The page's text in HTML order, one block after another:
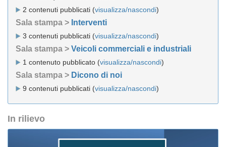
2 contenuti pubblicati (visualizza/nascondi)
Sala stampa > Interventi
3 contenuti pubblicati (visualizza/nascondi)
Sala stampa > Veicoli commerciali e industriali
1 contenuto pubblicato (visualizza/nascondi)
Sala stampa > Dicono di noi
9 contenuti pubblicati (visualizza/nascondi)
In rilievo